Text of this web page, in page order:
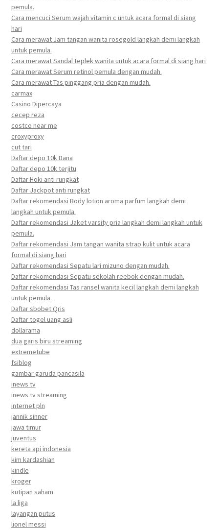
pemula.
Cara mencuci Serum wajah vitamin c untuk acara formal di siang
hari
Cara merawat Jam tangan wanita rosegold langkah demi langkah
untuk pemula.
Cara merawat Sandal teplek wanita untuk acara formal di siang hari
Cara merawat Serum retinol pemula dengan mudah.
Cara merawat Tas pinggang pria dengan mudah.
carmax
Casino Dipercaya
cecep reza
costco near me
croxyproxy
cut tari
Daftar depo 10k Dana
Daftar depo 10k terjitu
Daftar Hoki anti rungkat
Daftar Jackpot anti rungkat
Daftar rekomendasi Body lotion aroma parfum langkah demi
langkah untuk pemula.
Daftar rekomendasi Jaket varsity pria langkah demi langkah untuk
pemula.
Daftar rekomendasi Jam tangan wanita strap kulit untuk acara
formal di siang hari
Daftar rekomendasi Sepatu lari mizuno dengan mudah.
Daftar rekomendasi Sepatu sekolah reebok dengan mudah.
Daftar rekomendasi Tas ransel wanita kecil langkah demi langkah
untuk pemula.
Daftar sbobet Qris
Daftar togel uang asli
dollarama
dua garis biru streaming
extremetube
fsiblog
gambar garuda pancasila
inews tv
inews tv streaming
internet pln
jannik sinner
jawa timur
juventus
kereta api indonesia
kim kardashian
kindle
kroger
kutipan saham
la liga
layangan putus
lionel messi